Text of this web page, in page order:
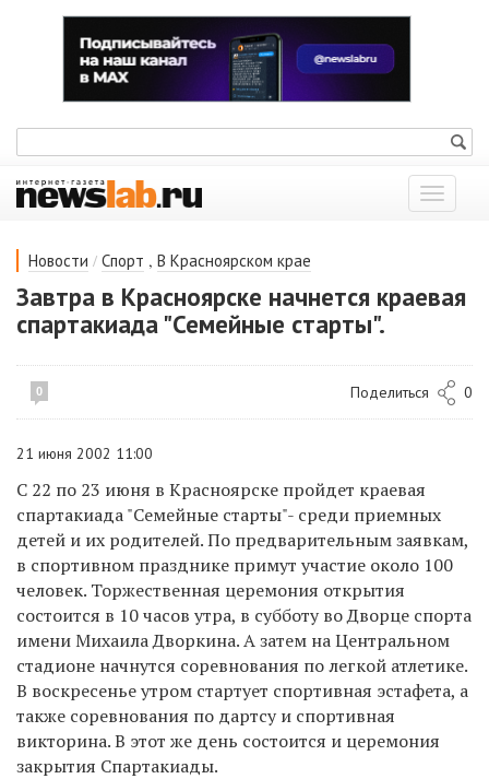
Показать
меню
Новости / Спорт , В Красноярском крае
Завтра в Красноярске начнется краевая
спартакиада "Семейные старты".
0 Поделиться 0
21 июня 2002 11:00
С 22 по 23 июня в Красноярске пройдет краевая
спартакиада "Семейные старты"- среди приемных
детей и их родителей. По предварительным заявкам,
в спортивном празднике примут участие около 100
человек. Торжественная церемония открытия
состоится в 10 часов утра, в субботу во Дворце спорта
имени Михаила Дворкина. А затем на Центральном
стадионе начнутся соревнования по легкой атлетике.
В воскресенье утром стартует спортивная эстафета, а
также соревнования по дартсу и спортивная
викторина. В этот же день состоится и церемония
закрытия Спартакиады.